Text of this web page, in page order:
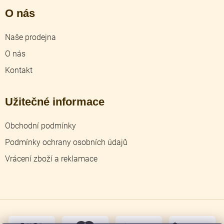
O nás
Naše prodejna
O nás
Kontakt
Užitečné informace
Obchodní podmínky
Podmínky ochrany osobních údajů
Vrácení zboží a reklamace